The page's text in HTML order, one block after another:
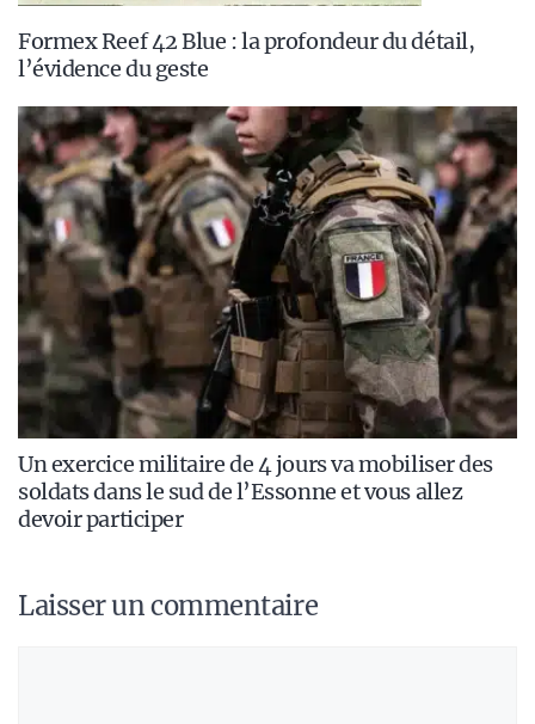
Formex Reef 42 Blue : la profondeur du détail,
l’évidence du geste
Un exercice militaire de 4 jours va mobiliser des
soldats dans le sud de l’Essonne et vous allez
devoir participer
Laisser un commentaire